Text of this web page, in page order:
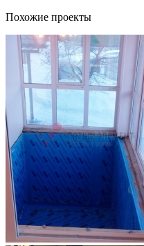
Похожие проекты